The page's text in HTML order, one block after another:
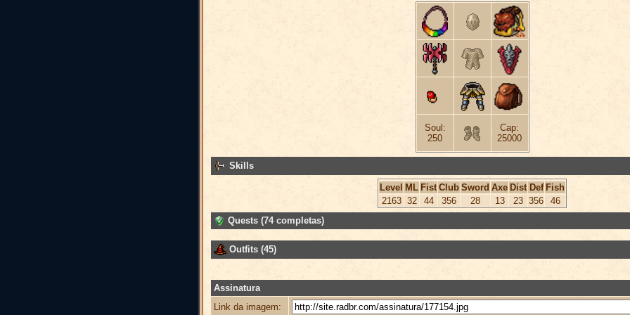
Soul:
250
Cap:
25000
Skills
Level ML Fist Club Sword Axe Dist Def Fish
2163 32 44 356 28 13 23 356
46
Quests (74 completas)
Outfits (45)
Assinatura
Link da imagem: